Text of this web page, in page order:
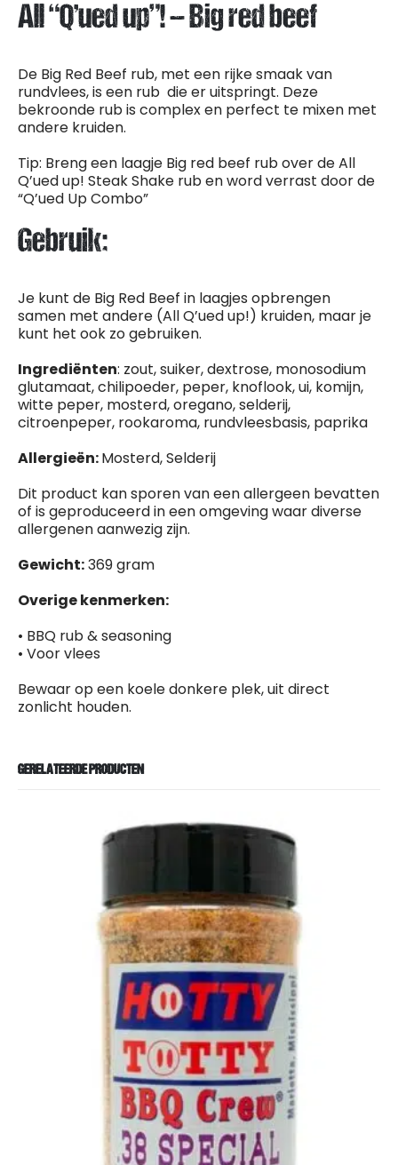
All “Q’ued up”! – Big red beef
De Big Red Beef rub, met een rijke smaak van
rundvlees, is een rub die er uitspringt. Deze
bekroonde rub is complex en perfect te mixen met
andere kruiden.
Tip: Breng een laagje Big red beef rub over de All
Q’ued up! Steak Shake rub en word verrast door de
“Q’ued Up Combo”
Gebruik:
Je kunt de Big Red Beef in laagjes opbrengen
samen met andere (All Q’ued up!) kruiden, maar je
kunt het ook zo gebruiken.
Ingrediënten: zout, suiker, dextrose, monosodium
glutamaat, chilipoeder, peper, knoflook, ui, komijn,
witte peper, mosterd, oregano, selderij,
citroenpeper, rookaroma, rundvleesbasis, paprika
Allergieën:Mosterd, Selderij
Dit product kan sporen van een allergeen bevatten
of is geproduceerd in een omgeving waar diverse
allergenen aanwezig zijn.
Gewicht:369 gram
Overige kenmerken:
• BBQ rub & seasoning
• Voor vlees
Bewaar op een koele donkere plek, uit direct
zonlicht houden.
GERELATEERDE PRODUCTEN